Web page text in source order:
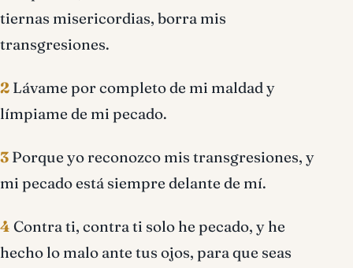
tiernas misericordias, borra mis
transgresiones.
2 Lávame por completo de mi maldad y
límpiame de mi pecado.
3 Porque yo reconozco mis transgresiones, y
mi pecado está siempre delante de mí.
4 Contra ti, contra ti solo he pecado, y he
hecho lo malo ante tus ojos, para que seas